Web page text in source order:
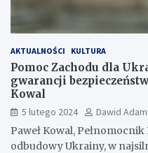
AKTUALNOŚCI KULTURA
Pomoc Zachodu dla
gwarancji
Kowal
5 lutego 2024
Dawid
Paweł Kowal,
odbudowy Ukrainy, w